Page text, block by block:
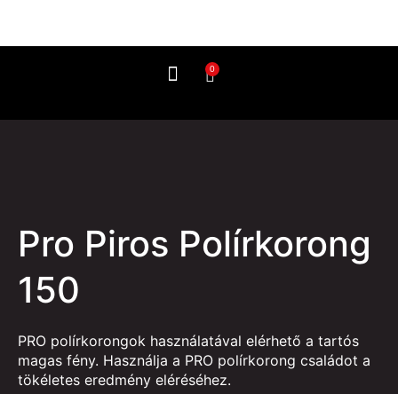
0
Pro Piros Polírkorong
150
PRO polírkorongok használatával elérhető a tartós
magas fény. Használja a PRO polírkorong családot a
tökéletes eredmény eléréséhez.